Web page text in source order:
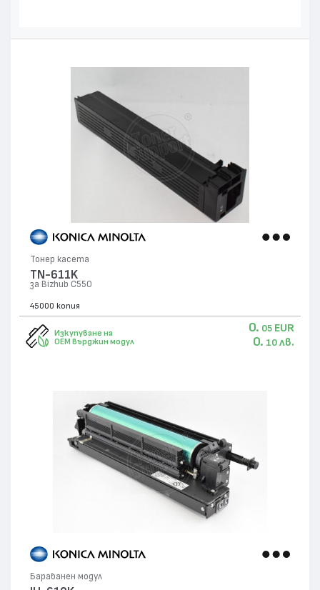
Тонер касета
TN-611K
за Bizhub C550
45000 копия
Изкупуване на
OEM върджин модул
0. 05 EUR
0. 10 лв.
Барабанен модул